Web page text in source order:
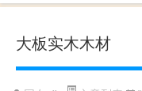
大板实木木材